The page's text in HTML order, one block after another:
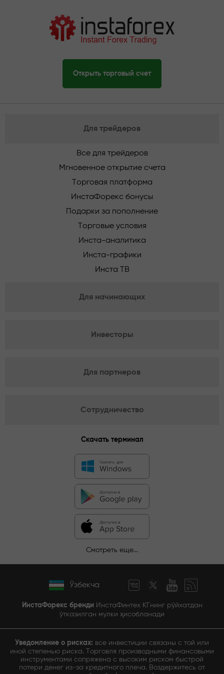
Открыть торговый счет
Для трейдеров
Все для трейдеров
Мгновенное открытие счета
Торговая платформа
ИнстаФорекс бонусы
Подарки за пополнение
Торговые условия
Инста-аналитика
Инста-графики
Инста ТВ
Для начинающих
Инвесторы
Для партнеров
Сотрудничество
Скачать терминал
Смотреть еще...
Ўзбекча
ИнстаФорекс бренди ИнстаФинтех КГнинг рўйхатдан
ўтказилган мулки ҳисобланади
Уведомление о рисках: все инвестиции связаны с той или
иной степенью риска. Торговля производными финансовыми
инструментами сопряжена с высоким риском быстрой
потери денег из-за кредитного плеча. Воздержитесь от